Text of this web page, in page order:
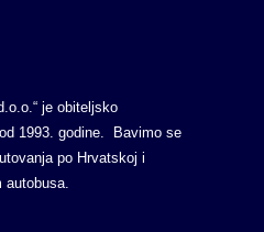
je obiteljsko
1993. godine. Bavimo se
po Hrvatskoj i
autobusa.